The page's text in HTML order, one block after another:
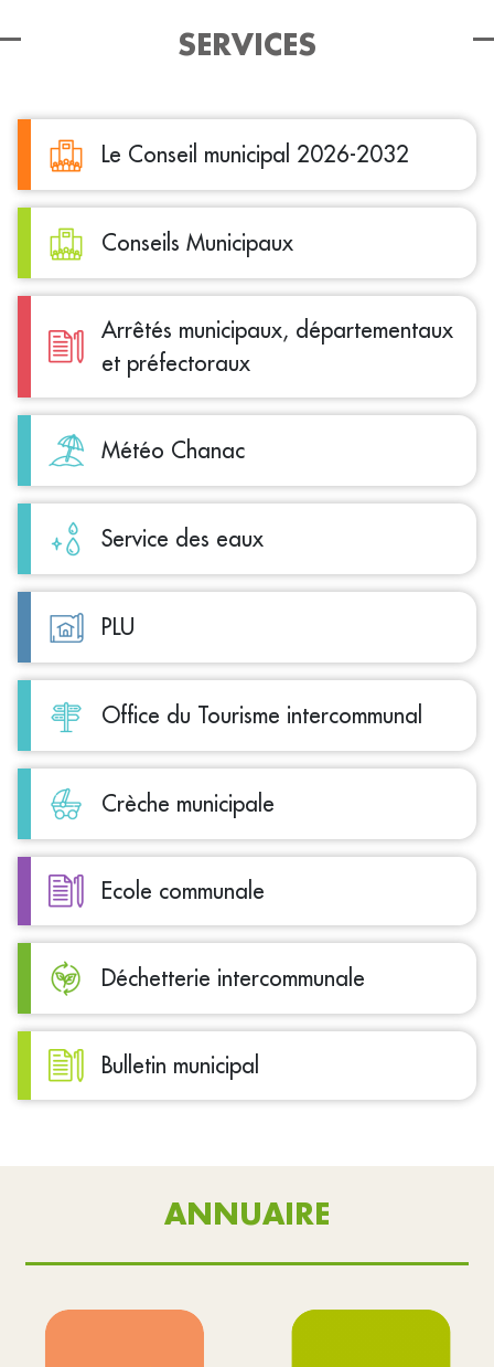
SERVICES
Le Conseil municipal 2026-2032
Conseils Municipaux
Arrêtés municipaux, départementaux
et préfectoraux
Météo Chanac
Service des eaux
PLU
Office du Tourisme intercommunal
Crèche municipale
Ecole communale
Déchetterie intercommunale
Bulletin municipal
ANNUAIRE